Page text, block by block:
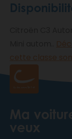
cette classe
Ma
veux